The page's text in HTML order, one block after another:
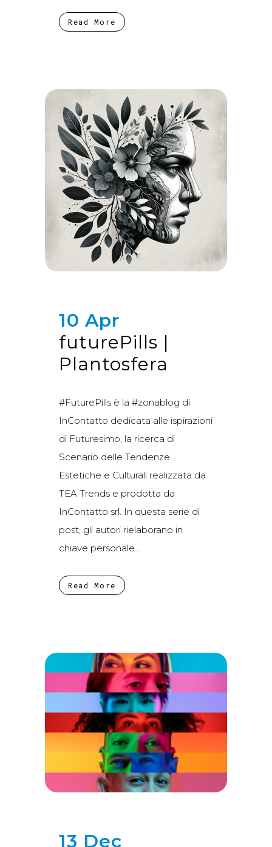
Read More
10 Apr
futurePills |
Plantosfera
#FuturePills è la #zonablog di
InContatto dedicata alle ispirazioni
di Futuresimo, la ricerca di
Scenario delle Tendenze
Estetiche e Culturali realizzata da
TEA Trends e prodotta da
InContatto srl. In questa serie di
post, gli autori rielaborano in
chiave personale...
Read More
13 Dec